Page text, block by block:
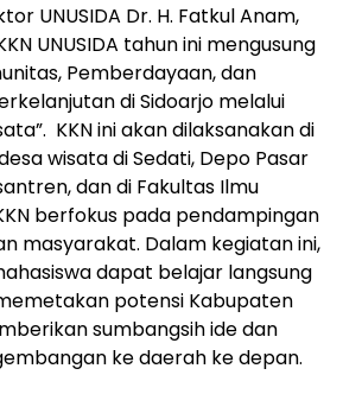
UNUSIDA Dr. H. Fatkul Anam,
UNUSIDA tahun ini mengusung
Pemberdayaan, dan
di Sidoarjo melalui
KKN ini akan dilaksanakan di
desa wisata di Sedati, Depo Pasar
dan di Fakultas Ilmu
berfokus pada pendampingan
masyarakat. Dalam kegiatan ini,
dapat belajar langsung
potensi Kabupaten
sumbangsih ide dan
ke daerah ke depan.